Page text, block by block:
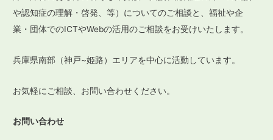
や認知症の理解・啓発、等）についてのご相談と、福祉や企
業・団体でのICTやWebの活用のご相談をお受けいたします。
兵庫県南部（神戸~姫路）エリアを中心に活動しています。
お気軽にご相談、お問い合わせください。
お問い合わせ